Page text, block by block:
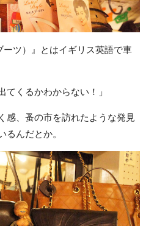
ツ）』とはイギリス英語で車
てくるかわからない！」
感、蚤の市を訪れたような発見
るんだとか。